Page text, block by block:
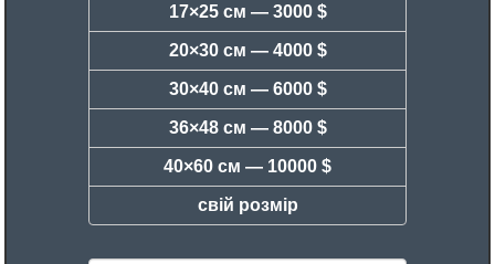
17×25 см — 3000 $
20×30 см — 4000 $
30×40 см — 6000 $
36×48 см — 8000 $
40×60 см — 10000 $
свій розмір